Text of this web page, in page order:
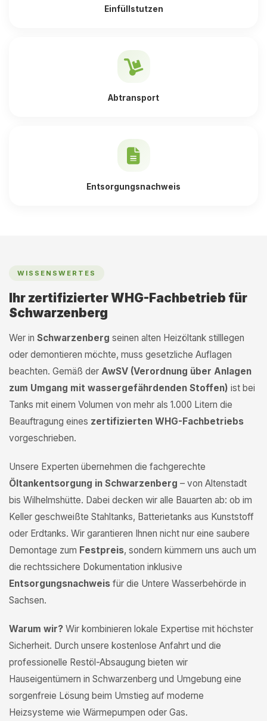
Einfüllstutzen
Abtransport
Entsorgungsnachweis
WISSENSWERTES
Ihr zertifizierter WHG-Fachbetrieb für
Schwarzenberg
Wer in Schwarzenberg seinen alten Heizöltank stilllegen
oder demontieren möchte, muss gesetzliche Auflagen
beachten. Gemäß der AwSV (Verordnung über Anlagen
zum Umgang mit wassergefährdenden Stoffen) ist bei
Tanks mit einem Volumen von mehr als 1.000 Litern die
Beauftragung eines zertifizierten WHG-Fachbetriebs
vorgeschrieben.
Unsere Experten übernehmen die fachgerechte
Öltankentsorgung in Schwarzenberg – von Altenstadt
bis Wilhelmshütte. Dabei decken wir alle Bauarten ab: ob im
Keller geschweißte Stahltanks, Batterietanks aus Kunststoff
oder Erdtanks. Wir garantieren Ihnen nicht nur eine saubere
Demontage zum Festpreis, sondern kümmern uns auch um
die rechtssichere Dokumentation inklusive
Entsorgungsnachweis für die Untere Wasserbehörde in
Sachsen.
Warum wir? Wir kombinieren lokale Expertise mit höchster
Sicherheit. Durch unsere kostenlose Anfahrt und die
professionelle Restöl-Absaugung bieten wir
Hauseigentümern in Schwarzenberg und Umgebung eine
sorgenfreie Lösung beim Umstieg auf moderne
Heizsysteme wie Wärmepumpen oder Gas.